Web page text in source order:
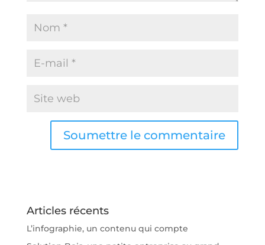
Soumettre le commentaire
Articles récents
L’infographie, un contenu qui compte